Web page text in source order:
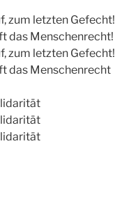
zum letzten Gefecht!
das Menschenrecht!
zum letzten Gefecht!
das Menschenrecht